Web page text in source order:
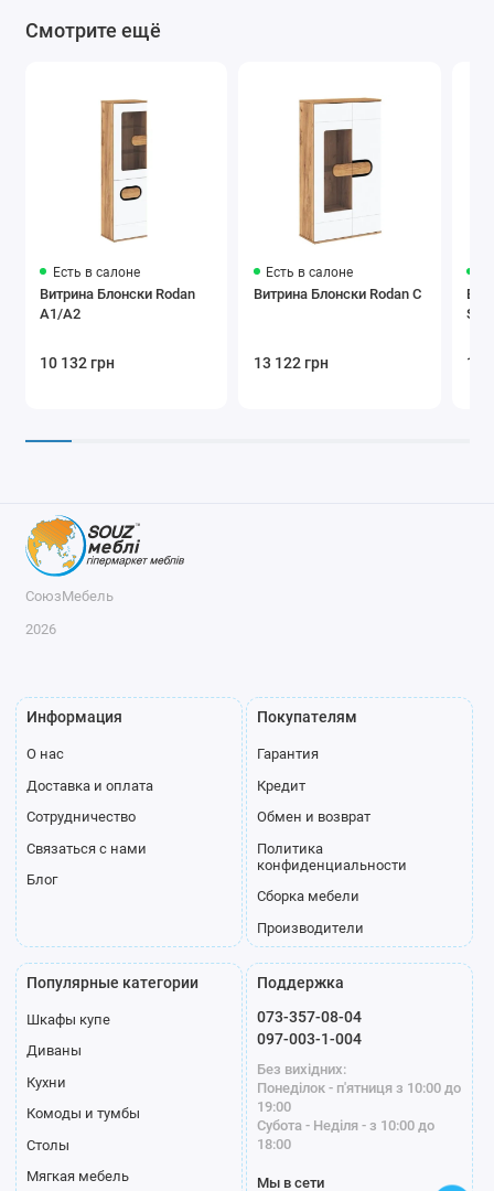
Смотрите ещё
Есть в салоне
Витрина Блонски Rodan
A1/A2
10 132 грн
Есть в салоне
Витрина Блонски Rodan C
13 122 грн 11
СоюзМебель
2026
Информация
О нас
Доставка и оплата
Сотрудничество
Связаться с нами
Блог
Покупателям
Гарантия
Кредит
Обмен и возврат
Политика
конфиденциальности
Сборка мебели
Производители
Популярные категории
Шкафы купе
Диваны
Кухни
Комоды и тумбы
Столы
Мягкая мебель
Поддержка
073-357-08-04
097-003-1-004
Без вихідних:
Понеділок - п'ятниця з 10:00 до
19:00
Субота - Неділя - з 10:00 до
18:00
Мы в сети